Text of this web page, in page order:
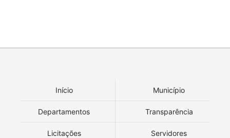
Início Município
Departamentos Transparência
Licitações Servidores